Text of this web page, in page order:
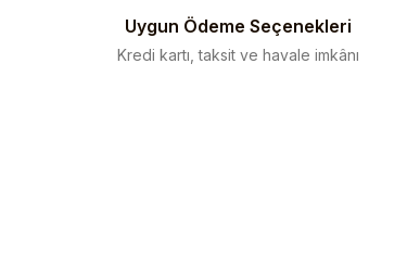
Uygun Ödeme Seçenekleri
Kredi kartı, taksit ve havale imkânı